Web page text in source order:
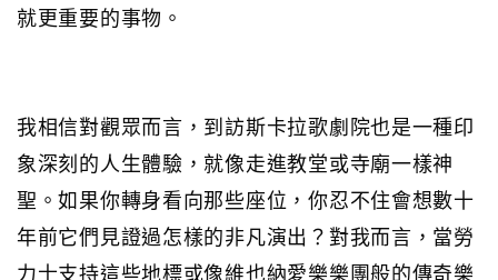
就更重要的事物。
我相信對觀眾而言，到訪斯卡拉歌劇院也是一種印
象深刻的人生體驗，就像走進教堂或寺廟一樣神
聖。如果你轉身看向那些座位，你忍不住會想數十
年前它們見證過怎樣的非凡演出？對我而言，當勞
力士支持這些地標或像維也納愛樂樂團般的傳奇樂